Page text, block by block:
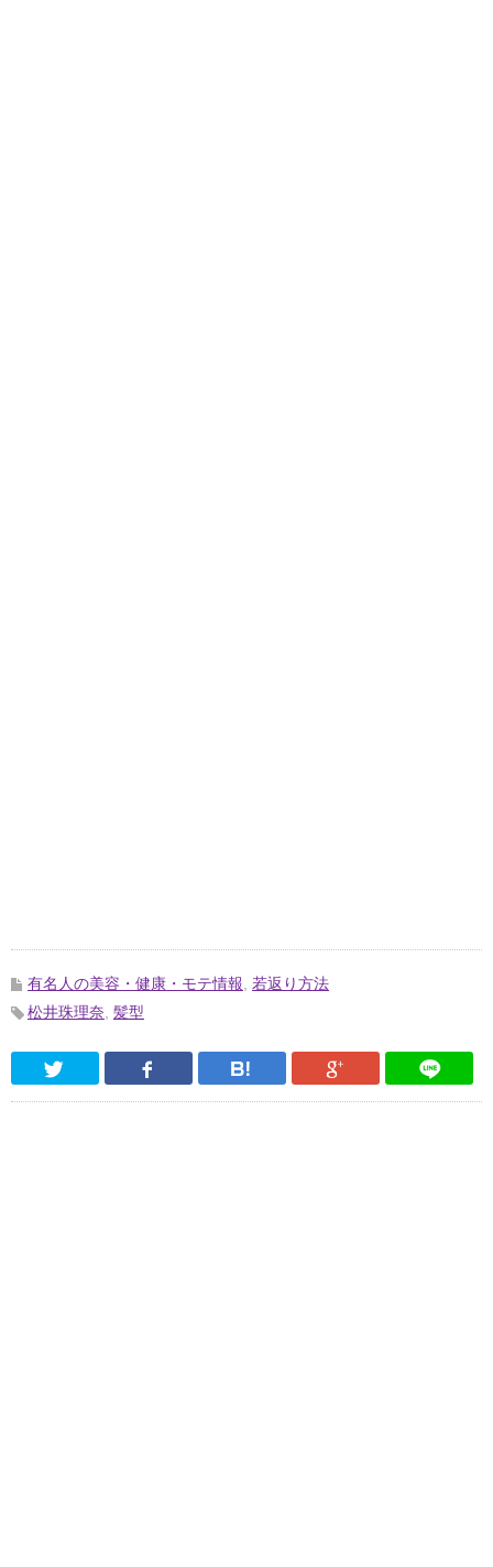
有名人の美容・健康・モテ情報 若返り方法
松井珠理奈 髪型
Twitter Facebook はてなブックマーク
Google